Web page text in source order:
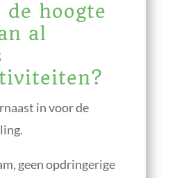
hoogte
al
in voor de
geen opdringerige